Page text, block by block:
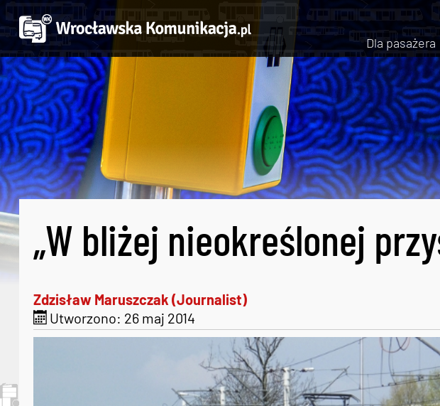
Dla pasażera
„W bliżej nieokreślonej
Zdzisław Maruszczak (Journalist)
Utworzono: 26 maj 2014